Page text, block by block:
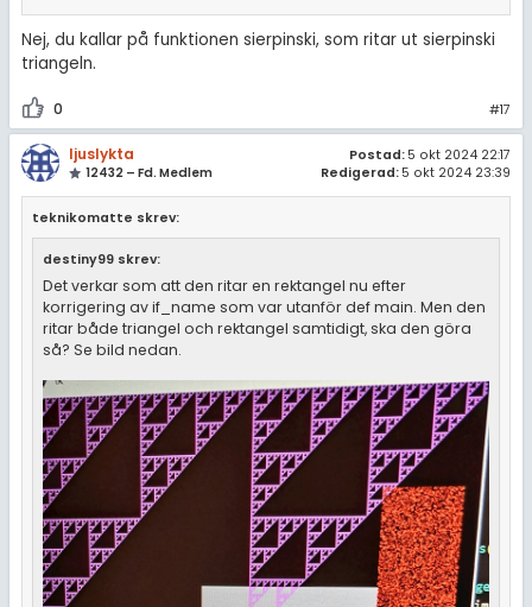
Nej, du kallar på funktionen sierpinski, som ritar ut sierpinski
triangeln.
0 #17
ljuslykta
12432 – Fd. Medlem
Postad: 5 okt 2024 22:17
Redigerad: 5 okt 2024 23:39
teknikomatte skrev:
destiny99 skrev:
Det verkar som att den ritar en rektangel nu efter
korrigering av if_name som var utanför def main. Men den
ritar både triangel och rektangel samtidigt, ska den göra
så? Se bild nedan.